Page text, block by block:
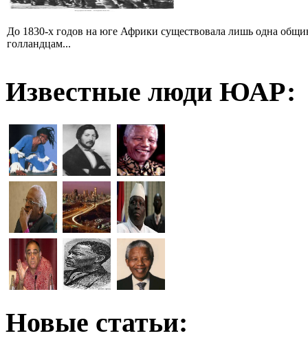
До 1830-х годов на юге Африки существовала лишь одна
голландцам...
Известные люди ЮАР:
Новые статьи: